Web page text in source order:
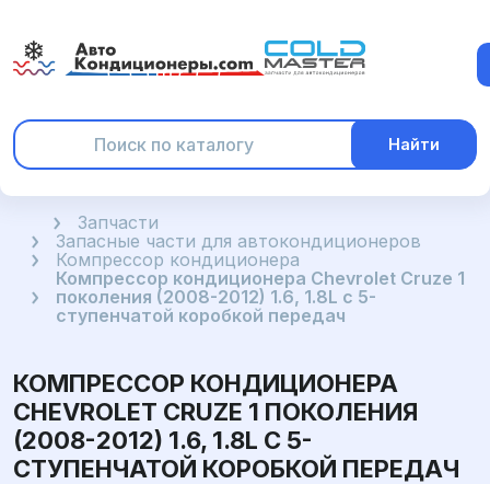
Найти
ГлавнаяЗапчасти
Запасные части для автокондиционеров
Компрессор кондиционера
Компрессор кондиционера Chevrolet Cruze 1
поколения (2008-2012) 1.6, 1.8L с 5-
ступенчатой коробкой передач
КОМПРЕССОР КОНДИЦИОНЕРА
CHEVROLET CRUZE 1 ПОКОЛЕНИЯ
(2008-2012) 1.6, 1.8L С 5-
СТУПЕНЧАТОЙ КОРОБКОЙ ПЕРЕДАЧ